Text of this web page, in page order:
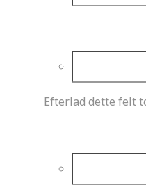
Efterlad dette felt